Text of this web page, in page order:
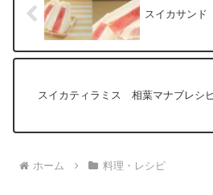
スイカサン
スイカティラミス 相葉マナブレシ
ホーム 料理・レシピ